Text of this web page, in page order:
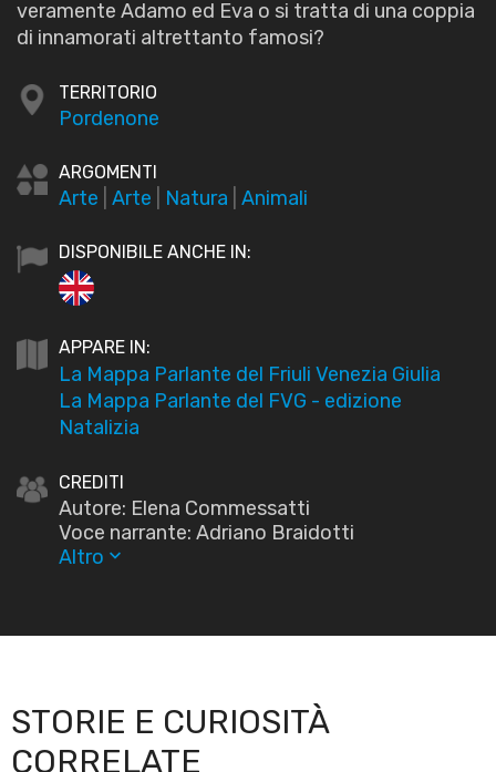
veramente Adamo ed Eva o si tratta di una coppia
di innamorati altrettanto famosi?
TERRITORIO
Pordenone
ARGOMENTI
Arte Arte Natura Animali
DISPONIBILE ANCHE IN:
APPARE IN:
La Mappa Parlante del Friuli Venezia Giulia
La Mappa Parlante del FVG - edizione
Natalizia
CREDITI
Autore: Elena Commessatti
Voce narrante: Adriano Braidotti
Altro keyboard_arrow_down
STORIE E CURIOSITÀ
CORRELATE